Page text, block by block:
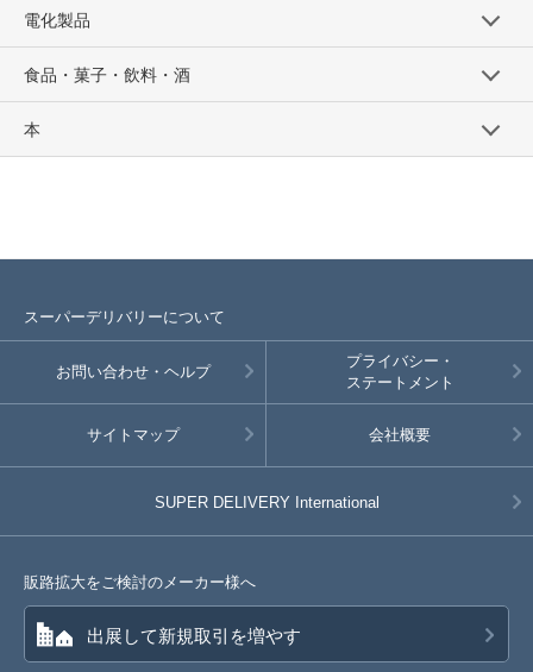
電化製品
食品・菓子・飲料・酒
本
スーパーデリバリーについて
お問い合わせ・ヘルプ
プライバシー・
ステートメント
サイトマップ 会社概要
SUPER DELIVERY International
販路拡大をご検討のメーカー様へ
出展して新規取引を増やす